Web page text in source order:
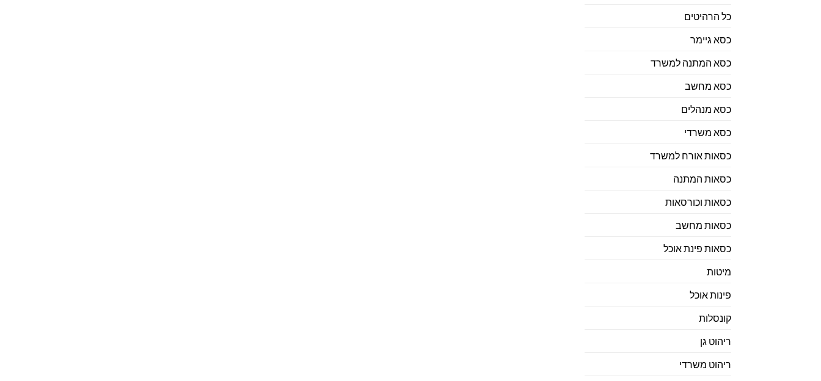
כל הרהיטים
כסא גיימר
כסא המתנה למשרד
כסא מחשב
כסא מנהלים
כסא משרדי
כסאות אורח למשרד
כסאות המתנה
כסאות וכורסאות
כסאות מחשב
כסאות פינת אוכל
מיטות
פינות אוכל
קונסלות
ריהוט גן
ריהוט משרדי